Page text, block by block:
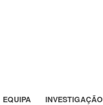
EQUIPA INVESTIGAÇÃO